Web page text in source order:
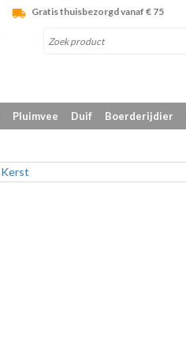
Gratis thuisbezorgd vanaf € 75
Pluimvee Duif Boerderijdier